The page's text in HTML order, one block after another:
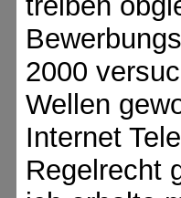
2000
Wellen
Internet
Regelrecht